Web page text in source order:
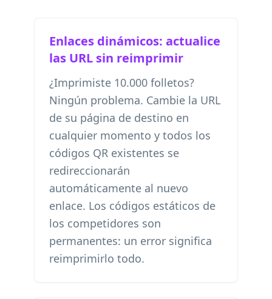
Enlaces dinámicos: actualice
las URL sin reimprimir
¿Imprimiste 10.000 folletos?
Ningún problema. Cambie la URL
de su página de destino en
cualquier momento y todos los
códigos QR existentes se
redireccionarán
automáticamente al nuevo
enlace. Los códigos estáticos de
los competidores son
permanentes: un error significa
reimprimirlo todo.